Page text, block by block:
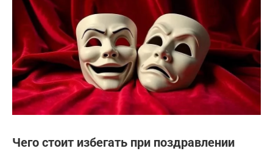
Чего стоит избегать при поздравлении